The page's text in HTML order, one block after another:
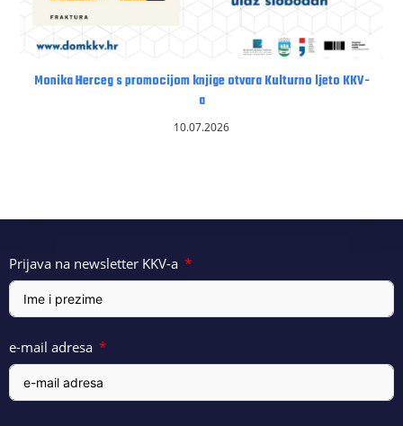
Monika Herceg s promocijom knjige otvara Kulturno ljeto KKV-
a
10.07.2026
Prijava na newsletter KKV-a
e-mail adresa